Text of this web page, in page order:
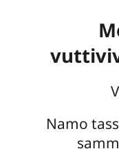
Namo